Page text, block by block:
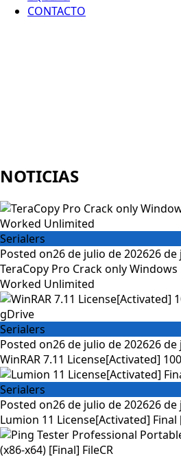
CONTACTO
NOTICIAS
Serialers
Posted on26 de julio de 202626 de
TeraCopy Pro Crack only Windows
Worked Unlimited
Serialers
Posted on26 de julio de 202626 de
WinRAR 7.11 License[Activated]
Serialers
Posted on26 de julio de 202626 de
Lumion 11 License[Activated]